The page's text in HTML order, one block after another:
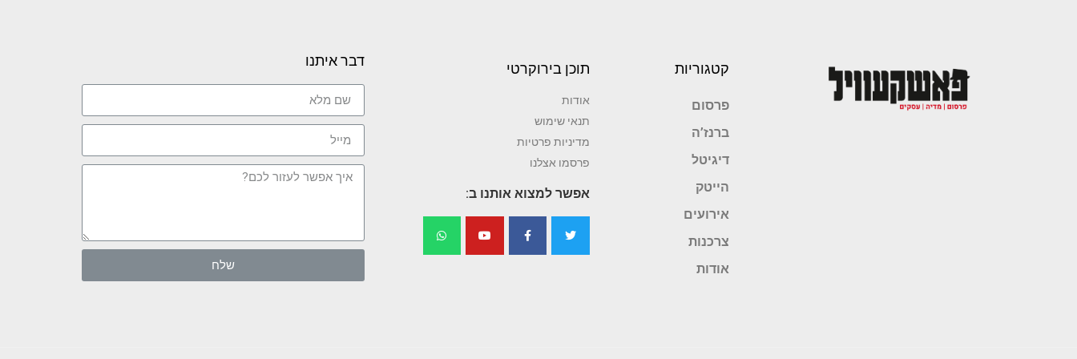
קטגוריות
פרסום
ברנז’ה
דיגיטל
הייטק
אירועים
צרכנות
אודות
תוכן בירוקרטי
אודות
תנאי שימוש
מדיניות פרטיות
פרסמו אצלנו
אפשר למצוא אותנו ב:
דבר איתנו
שלח